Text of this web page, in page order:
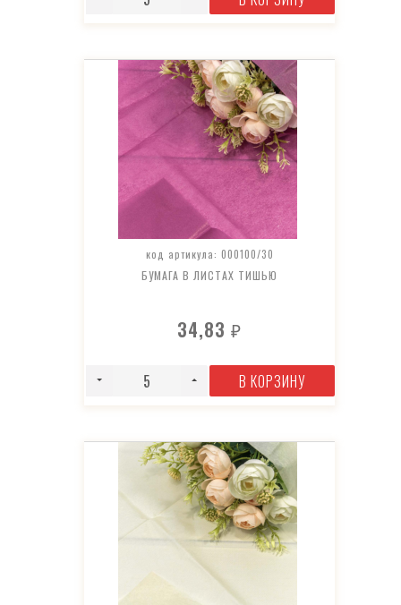
код артикула: 000100/30
БУМАГА В ЛИСТАХ ТИШЬЮ
34,83₽
В КОРЗИНУ